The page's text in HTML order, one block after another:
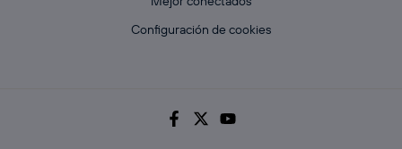
Configuración de cookies